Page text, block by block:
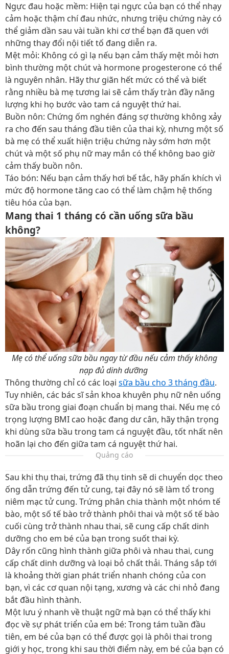
Ngực đau hoặc mềm: Hiện tại ngực của bạn có thể nhạy
cảm hoặc thậm chí đau nhức, nhưng triệu chứng này có
thể giảm dần sau vài tuần khi cơ thể bạn đã quen với
những thay đổi nội tiết tố đang diễn ra.
Mệt mỏi: Không có gì lạ nếu bạn cảm thấy mệt mỏi hơn
bình thường một chút và hormone progesterone có thể
là nguyên nhân. Hãy thư giãn hết mức có thể và biết
rằng nhiều bà mẹ tương lai sẽ cảm thấy tràn đầy năng
lượng khi họ bước vào tam cá nguyệt thứ hai.
Buồn nôn: Chứng ốm nghén đáng sợ thường không xảy
ra cho đến sau tháng đầu tiên của thai kỳ, nhưng một số
bà mẹ có thể xuất hiện triệu chứng này sớm hơn một
chút và một số phụ nữ may mắn có thể không bao giờ
cảm thấy buồn nôn.
Táo bón: Nếu bạn cảm thấy hơi bế tắc, hãy phấn khích vì
mức độ hormone tăng cao có thể làm chậm hệ thống
tiêu hóa của bạn.
Mang thai 1 tháng có cần uống sữa bầu
không?
Mẹ có thể uống sữa bầu ngay từ đầu nếu cảm thấy không
nạp đủ dinh dưỡng
Thông thường chỉ có các loại sữa bầu cho 3 tháng đầu.
Tuy nhiên, các bác sĩ sản khoa khuyên phụ nữ nên uống
sữa bầu trong giai đoạn chuẩn bị mang thai. Nếu mẹ có
trọng lượng BMI cao hoặc đang dư cân, hãy thận trọng
khi dùng sữa bầu trong tam cá nguyệt đầu, tốt nhất nên
hoãn lại cho đến giữa tam cá nguyệt thứ hai.
Quảng cáo
Sau khi thụ thai, trứng đã thụ tinh sẽ di chuyển dọc theo
ống dẫn trứng đến tử cung, tại đây nó sẽ làm tổ trong
niêm mạc tử cung. Trứng phân chia thành một nhóm tế
bào, một số tế bào trở thành phôi thai và một số tế bào
cuối cùng trở thành nhau thai, sẽ cung cấp chất dinh
dưỡng cho em bé của bạn trong suốt thai kỳ.
Dây rốn cũng hình thành giữa phôi và nhau thai, cung
cấp chất dinh dưỡng và loại bỏ chất thải. Tháng sắp tới
là khoảng thời gian phát triển nhanh chóng của con
bạn, vì các cơ quan nội tạng, xương và các chi nhỏ đang
bắt đầu hình thành.
Một lưu ý nhanh về thuật ngữ mà bạn có thể thấy khi
đọc về sự phát triển của em bé: Trong tám tuần đầu
tiên, em bé của bạn có thể được gọi là phôi thai trong
giới y học, trong khi sau thời điểm này, em bé của bạn có